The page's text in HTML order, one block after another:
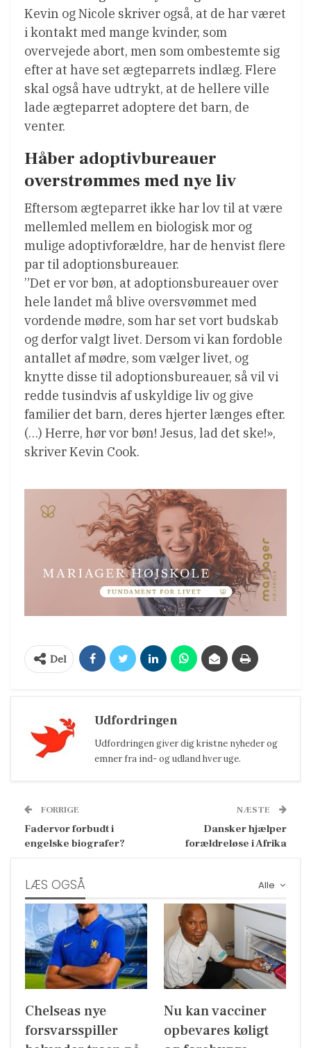
Kevin og Nicole skriver også, at de har været
i kontakt med mange kvinder, som
overvejede abort, men som ombestemte sig
efter at have set ægteparrets indlæg. Flere
skal også have udtrykt, at de hellere ville
lade ægteparret adoptere det barn, de
venter.
Håber adoptivbureauer
overstrømmes med nye liv
Eftersom ægteparret ikke har lov til at være
mellemled mellem en biologisk mor og
mulige adoptivforældre, har de henvist flere
par til adoptionsbureauer.
”Det er vor bøn, at adoptionsbureauer over
hele landet må blive oversvømmet med
vordende mødre, som har set vort budskab
og derfor valgt livet. Dersom vi kan fordoble
antallet af mødre, som vælger livet, og
knytte disse til adoptionsbureauer, så vil vi
redde tusindvis af uskyldige liv og give
familier det barn, deres hjerter længes efter.
(…) Herre, hør vor bøn! Jesus, lad det ske!»,
skriver Kevin Cook.
Del
Udfordringen
Udfordringen giver dig kristne nyheder og
emner fra ind- og udland hver uge.
FORRIGE
Fadervor forbudt i
engelske biografer?
NÆSTE
Dansker hjælper
forældreløse i Afrika
Alle
LÆS OGSÅ
Chelseas nye
forsvarsspiller
Nu kan vacciner
opbevares køligt